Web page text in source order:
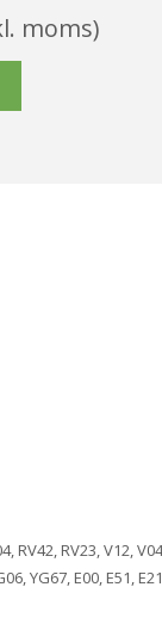
moms)
RV42, RV23, V12,
YG67, E00, E51,